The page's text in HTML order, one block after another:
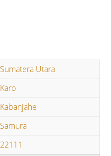
Sumatera Utara
Karo
Kabanjahe
Samura
22111